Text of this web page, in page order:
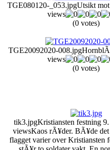
TGE080120-_053.jpgUtsikt
views
(0 votes)
TGE20092020-008.jpg
views
(0 votes)
tik3.jpgKristiansten festning
viewsKaos rÃ¥der. BÃ¥de
flagget varier over Kristiansten